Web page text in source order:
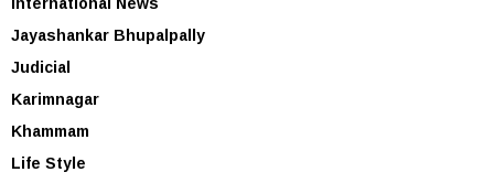
Jayashankar Bhupalpally
Judicial
Karimnagar
Khammam
Life Style